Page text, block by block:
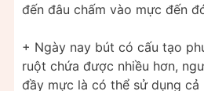
đến đâu chấm vào mực đến
+ Ngày nay bút có cấu tạo
ruột chứa được nhiều hơn,
đầy mực là có thể sử dụng cả